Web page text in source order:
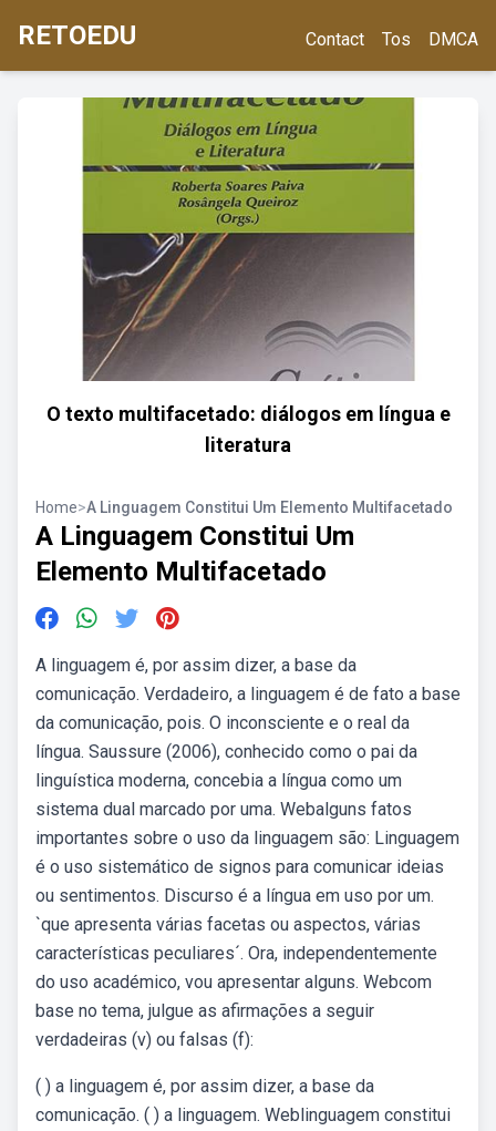
RETOEDU Contact Tos DMCA
O texto multifacetado: diálogos em língua e
literatura
Home>A Linguagem Constitui Um Elemento Multifacetado
A Linguagem Constitui Um
Elemento Multifacetado
A linguagem é, por assim dizer, a base da
comunicação. Verdadeiro, a linguagem é de fato a base
da comunicação, pois. O inconsciente e o real da
língua. Saussure (2006), conhecido como o pai da
linguística moderna, concebia a língua como um
sistema dual marcado por uma. Webalguns fatos
importantes sobre o uso da linguagem são: Linguagem
é o uso sistemático de signos para comunicar ideias
ou sentimentos. Discurso é a língua em uso por um.
`que apresenta várias facetas ou aspectos, várias
características peculiares´. Ora, independentemente
do uso académico, vou apresentar alguns. Webcom
base no tema, julgue as afirmações a seguir
verdadeiras (v) ou falsas (f):
( ) a linguagem é, por assim dizer, a base da
comunicação. ( ) a linguagem. Weblinguagem constitui